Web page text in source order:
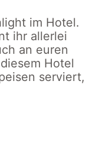
im Hotel.
ihr allerlei
an euren
Hotel
serviert,